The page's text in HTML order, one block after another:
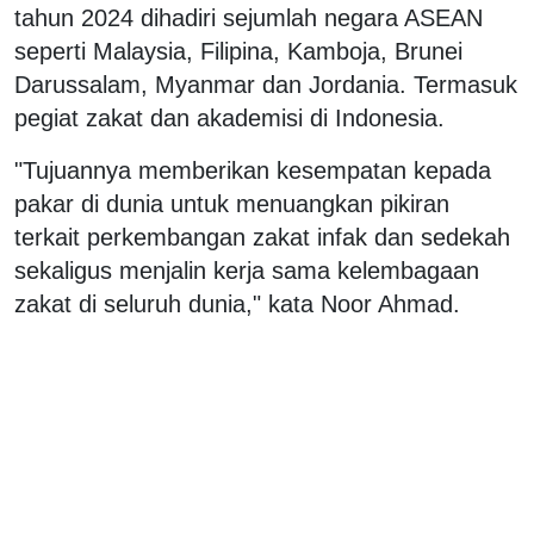
tahun 2024 dihadiri sejumlah negara ASEAN
seperti Malaysia, Filipina, Kamboja, Brunei
Darussalam, Myanmar dan Jordania. Termasuk
pegiat zakat dan akademisi di Indonesia.
"Tujuannya memberikan kesempatan kepada
pakar di dunia untuk menuangkan pikiran
terkait perkembangan zakat infak dan sedekah
sekaligus menjalin kerja sama kelembagaan
zakat di seluruh dunia," kata Noor Ahmad.